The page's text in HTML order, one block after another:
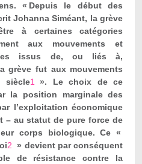
« Depuis le début des
Johanna Siméant, la grève
à certaines catégories
aux mouvements et
issus de, ou liés à,
grève fut aux mouvements
siècle1 ». Le choix de ce
la position marginale des
l’exploitation économique
– au statut de pure force de
corps biologique. Ce «
2 » devient par conséquent
de résistance contre la